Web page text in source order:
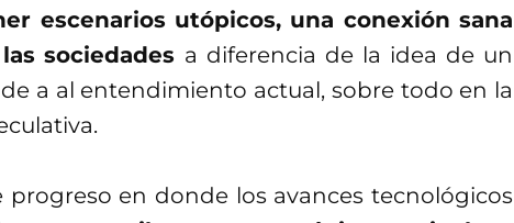
escenarios utópicos, una conexión sana
sociedades a diferencia de la idea de un
a al entendimiento actual, sobre todo en la
progreso en donde los avances tecnológicos